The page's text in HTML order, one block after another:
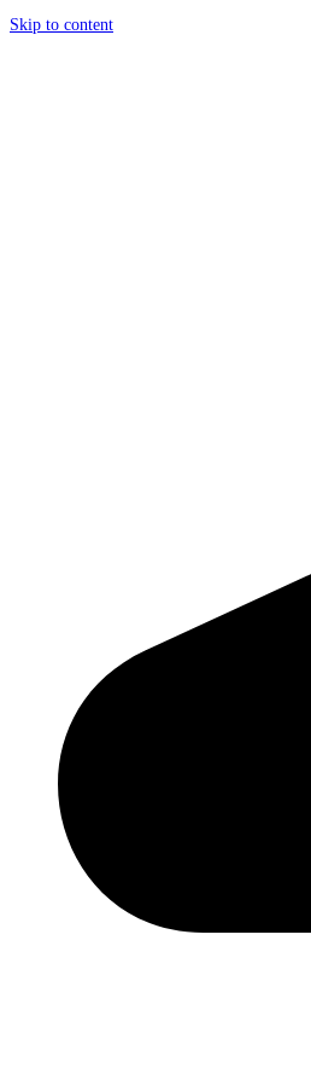
Skip to content